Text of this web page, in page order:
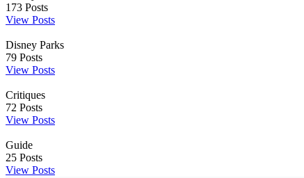
173 Posts
View Posts
Disney Parks
79 Posts
View Posts
Critiques
72 Posts
View Posts
Guide
25 Posts
View Posts